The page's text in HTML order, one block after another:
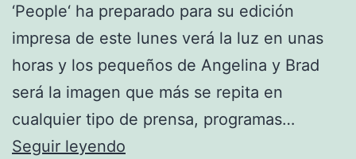
‘People‘ ha preparado para su edición
impresa de este lunes verá la luz en unas
horas y los pequeños de Angelina y Brad
será la imagen que más se repita en
cualquier tipo de prensa, programas…
Seguir leyendo